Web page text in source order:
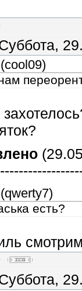
(cool09)
(qwerty7)
есть?